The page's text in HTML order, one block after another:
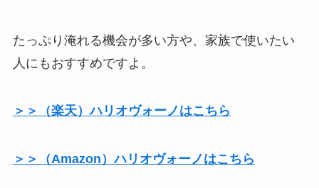
たっぷり淹れる機会が多い方や、家族で使いたい
人にもおすすめですよ。
＞＞（楽天）ハリオヴォーノはこちら
＞＞（Amazon）ハリオヴォーノはこちら